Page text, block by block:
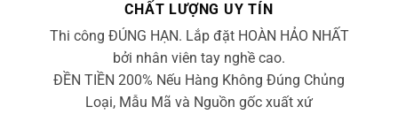
CHẤT LƯỢNG UY TÍN
Thi công ĐÚNG HẠN. Lắp đặt HOÀN HẢO NHẤT
bởi nhân viên tay nghề cao.
ĐỀN TIỀN 200% Nếu Hàng Không Đúng Chủng
Loại, Mẫu Mã và Nguồn gốc xuất xứ